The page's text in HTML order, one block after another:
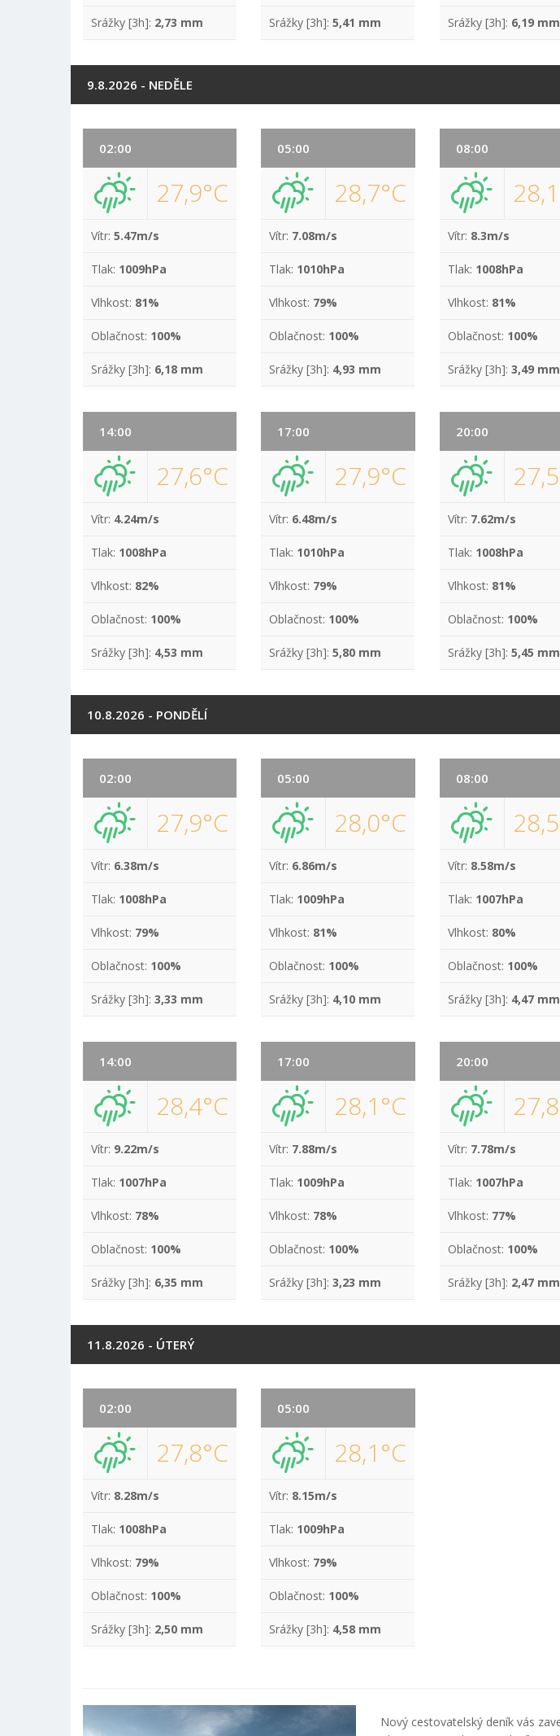
Srážky [3h]: 2,73 mm Srážky [3h]:5,41 mm Srážky [3h]: 6,19 mm
9.8.2026 - NEDĚLE
02:00
27,9°C
Vítr: 5.47m/s
Tlak: 1009hPa
Vlhkost: 81%
Oblačnost: 100%
Srážky [3h]: 6,18 mm
05:00
28,7°C
Vítr: 7.08m/s
Tlak: 1010hPa
Vlhkost: 79%
Oblačnost: 100%
Srážky [3h]: 4,93 mm
08:00
Vítr: 8.3m/s
Tlak: 1008hPa
Vlhkost: 81%
Oblačnost: 100%
Srážky [3h]: 3,49 mm
14:00
27,6°C
Vítr: 4.24m/s
Tlak: 1008hPa
Vlhkost: 82%
Oblačnost: 100%
Srážky [3h]: 4,53 mm
17:00
27,9°C
Vítr: 6.48m/s
Tlak: 1010hPa
Vlhkost: 79%
Oblačnost: 100%
Srážky [3h]:5,80 mm
20:00
Vítr: 7.62m/s
Tlak: 1008hPa
Vlhkost: 81%
Oblačnost: 100%
Srážky [3h]: 5,45 mm
10.8.2026 - PONDĚLÍ
02:00
27,9°C
Vítr: 6.38m/s
Tlak: 1008hPa
Vlhkost: 79%
Oblačnost: 100%
Srážky [3h]: 3,33 mm
05:00
28,0°C
Vítr: 6.86m/s
Tlak: 1009hPa
Vlhkost: 81%
Oblačnost: 100%
Srážky [3h]: 4,10 mm
08:00
Vítr: 8.58m/s
Tlak: 1007hPa
Vlhkost: 80%
Oblačnost: 100%
Srážky [3h]: 4,47 mm
14:00
28,4°C
Vítr: 9.22m/s
Tlak: 1007hPa
Vlhkost: 78%
Oblačnost: 100%
Srážky [3h]: 6,35 mm
17:00
28,1°C
Vítr: 7.88m/s
Tlak: 1009hPa
Vlhkost: 78%
Oblačnost: 100%
Srážky [3h]:3,23 mm
20:00
Vítr: 7.78m/s
Tlak: 1007hPa
Vlhkost: 77%
Oblačnost: 100%
Srážky [3h]: 2,47 mm
11.8.2026 - ÚTERÝ
02:00
27,8°C
Vítr: 8.28m/s
Tlak: 1008hPa
Vlhkost: 79%
Oblačnost: 100%
Srážky [3h]: 2,50 mm
05:00
28,1°C
Vítr: 8.15m/s
Tlak: 1009hPa
Vlhkost: 79%
Oblačnost: 100%
Srážky [3h]: 4,58 mm
Nový cestovatelský deník vás